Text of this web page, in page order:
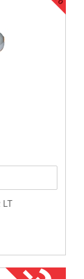
LT